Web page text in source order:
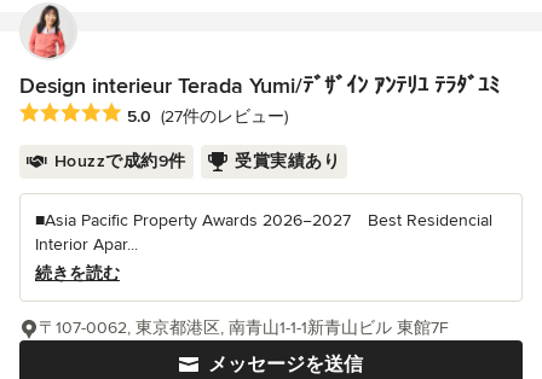
Design interieur Terada Yumi/ﾃﾞｻﾞｲﾝ ｱﾝﾃﾘﾕ ﾃﾗﾀﾞﾕﾐ
平均評価：5つ星中 星5
5.0 (27件のレビュー)
Houzzで成約9件 受賞実績あり
■Asia Pacific Property Awards 2026−2027 Best Residencial
Interior Apar...
続きを読む
メッセージを送信
〒107-0062, 東京都港区, 南青山1-1-1新青山ビル 東館7F